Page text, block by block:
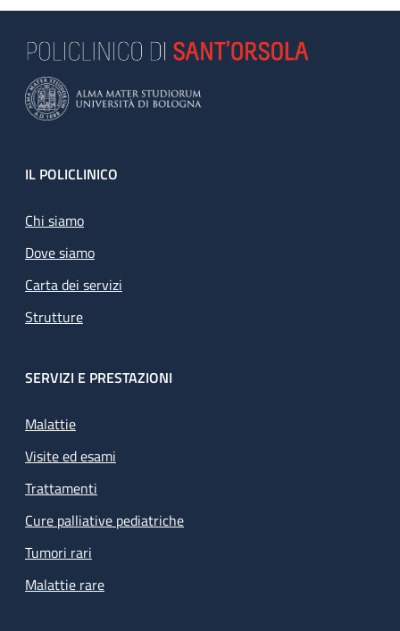
Footer
IL POLICLINICO
Chi siamo
Dove siamo
Carta dei servizi
Strutture
SERVIZI E PRESTAZIONI
Malattie
Visite ed esami
Trattamenti
Cure palliative pediatriche
Tumori rari
Malattie rare